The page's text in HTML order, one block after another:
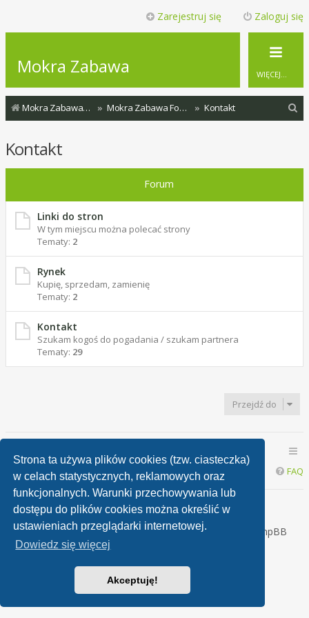
Strona ta używa plików cookies (tzw. ciasteczka)
w celach statystycznych, reklamowych oraz
funkcjonalnych. Warunki przechowywania lub
dostępu do plików cookies można określić w
ustawieniach przeglądarki internetowej.
Dowiedz się więcej
Akceptuję!
Zaloguj się
Zarejestruj się
Mokra Zabawa WIĘCEJ…
Mokra Zabawa - Wszystkie fora Mokra Zabawa Forum Kontakt
j
Kontakt
Forum
Linki do stron
W tym miejscu można polecać strony
Tematy: 2
Rynek
Kupię, sprzedam, zamienię
Tematy: 2
Kontakt
Szukam kogoś do pogadania / szukam partnera
Tematy: 29
Przejdź do
FAQ
Dzisiaj jest 07 sierpnia 2026, 18:11 - pt
Technologię dostarczaphpBB® Forum Software © phpBB
phpBB Metro Theme by
Zasady ochrony danych osobowych